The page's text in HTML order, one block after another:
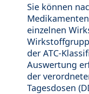
Sie können
einzelnen
der ATC-
Auswertung
der
Tagesdosen